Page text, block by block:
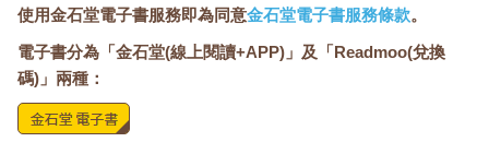
使用金石堂電子書服務即為同意金石堂電子書服務條款。
電子書分為「金石堂(線上閱讀+APP)」及「Readmoo(兌換
碼)」兩種：